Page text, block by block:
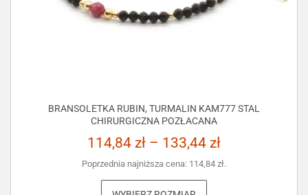
BRANSOLETKA RUBIN, TURMALIN KAM777 STAL
CHIRURGICZNA POZŁACANA
114,84 zł – 133,44 zł
Poprzednia najniższa cena: 114,84 zł.